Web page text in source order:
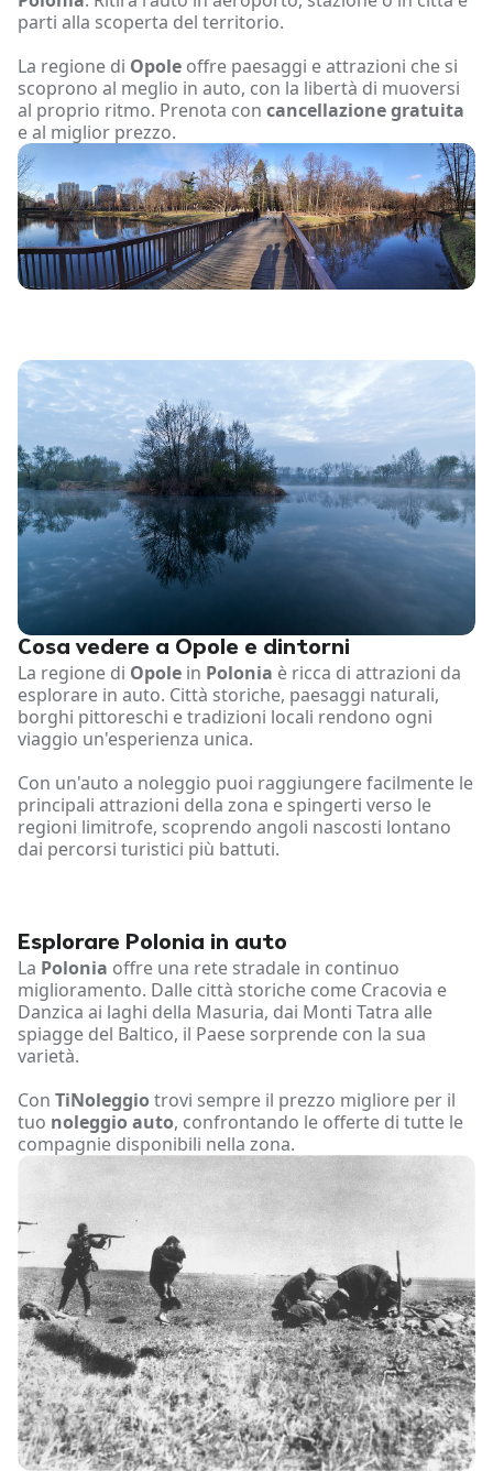
parti alla scoperta del territorio.
La regione di Opole offre paesaggi e attrazioni che si
scoprono al meglio in auto, con la libertà di muoversi
al proprio ritmo. Prenota con cancellazione gratuita
e al miglior prezzo.
Cosa vedere a Opole e dintorni
La regione di Opole in Polonia è ricca di attrazioni da
esplorare in auto. Città storiche, paesaggi naturali,
borghi pittoreschi e tradizioni locali rendono ogni
viaggio un'esperienza unica.
Con un'auto a noleggio puoi raggiungere facilmente le
principali attrazioni della zona e spingerti verso le
regioni limitrofe, scoprendo angoli nascosti lontano
dai percorsi turistici più battuti.
Esplorare Polonia in auto
La Polonia offre una rete stradale in continuo
miglioramento. Dalle città storiche come Cracovia e
Danzica ai laghi della Masuria, dai Monti Tatra alle
spiagge del Baltico, il Paese sorprende con la sua
varietà.
Con TiNoleggiotrovi sempre il prezzo migliore per il
tuo noleggio auto, confrontando le offerte di tutte le
compagnie disponibili nella zona.